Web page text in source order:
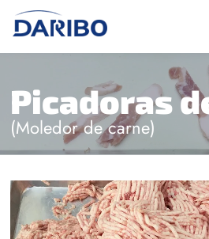
Picadoras
(Moledor de carne)